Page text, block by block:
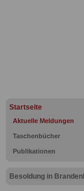
Startseite
Aktuelle Meldungen
Taschenbücher
Publikationen
Besoldung in